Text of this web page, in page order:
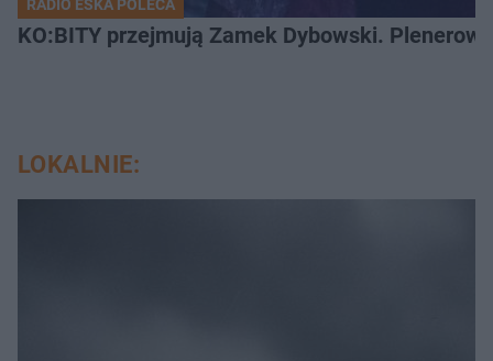
RADIO ESKA POLECA
KO:BITY przejmują Zamek Dybowski.
LOKALNIE: